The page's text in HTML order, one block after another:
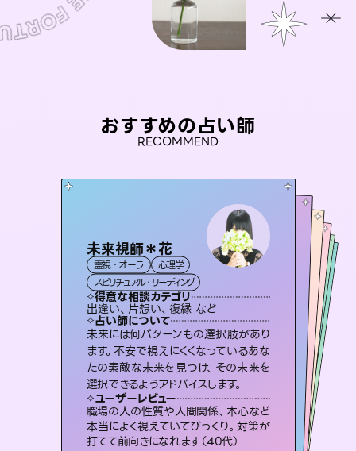
おすすめの占い師
RECOMMEND
未来視師＊花
霊視・オーラ
心理学
スピリチュアル・リーディング
得意な相談カテゴリ
出逢い、片想い、復縁 など
占い師について
未来には何パターンもの選択肢があり
ます。不安で視えにくくなっているあな
たの素敵な未来を見つけ、その未来を
選択できるようアドバイスします。
ユーザーレビュー
職場の人の性質や人間関係、本心など
本当によく視えていてびっくり。対策が
打てて前向きになれます（40代）
アイリス -iris-
西洋占星術 タロット
ルーン
得意な相談カテゴリ
恋愛総合、片想い、二人の未来 など
占い師について
復縁、恋愛、不倫の行方、同性愛や片
思い、仕事関係や借金問題まで知りた
いことや心の負担になっていることを
紐解き、背中をそっと押して導きます。
ユーザーレビュー
安心感のあり、言い切ってくれる所や濁
さない鑑定のおかげで、毎回自分の気
持ちを整えられます（30代 男性）
おう 霊感オラクル
霊視・オーラ
オラクルカード
得意な相談カテゴリ
恋愛総合、あの人の気持ち など
占い師について
霊視×オラクルカードを使って「今」と
「未来」そして「気になるあの人の気持
ち」まで丁寧に読み解き、恋や人生のヒ
ントを優しく引き出します。
ユーザーレビュー
不安な気持ちが嘘みたいに晴れまし
た…！よく視えていらっしゃるんだなと
感じました（40代 女性）
桃源珠羽 とうげんみう
霊視・オーラ
スピリチュアル・リーディング
得意な相談カテゴリ
片想い、あの人の気持ち、復縁 など
占い師について
恋愛のお悩みの中でも特に「曖昧な関係」の相談を得意としており、友達以上恋人未満なお相手との今後や本音を丁寧に読み解き恋愛成就へと導きます。
ユーザーレビュー
鑑定していただいてアドバイス通りに行
動すると仲が復活してきました。ありが
とうございました（40代 女性）
セラピスト理恵
霊視・オーラ
スピリチュアル・リーディング
得意な相談カテゴリ
片想い、二人の未来、年の差 など
占い師について
連絡再開、復縁、成就などの報告実績
多数。セラピストとして2万超の施術経
験があるからこそできる鑑定で、より良
い未来をサポートします。
ユーザーレビュー
とても心温まる鑑定でした。しかもこち
らは何も言っていないのに視えていらっ
しゃるんだなと驚きです（30代女性）
彗望（すいぼう
霊視・オーラ
スピリチュアル・リーディング
得意な相談カテゴリ
片想い、あの人の気持ち、復縁 など
占い師について
3,700年以上の歴史を持つ東洋最古の
占術「易占」で詳細まで占い、幸せへ向
かう道筋を示します。厳しい結果にも具
体的な対策をお伝えします。
ユーザーレビュー
複雑な背景もしっかり聞いて鑑定して
いただけました。気持ちが楽になりまし
た（50代 女性）